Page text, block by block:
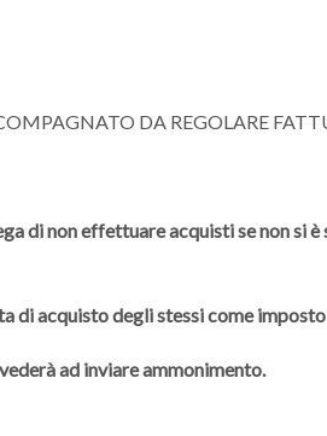
DA REGOLARE
di non effettuare acquisti se non si
acquisto degli stessi come imposto
ad inviare ammonimento.